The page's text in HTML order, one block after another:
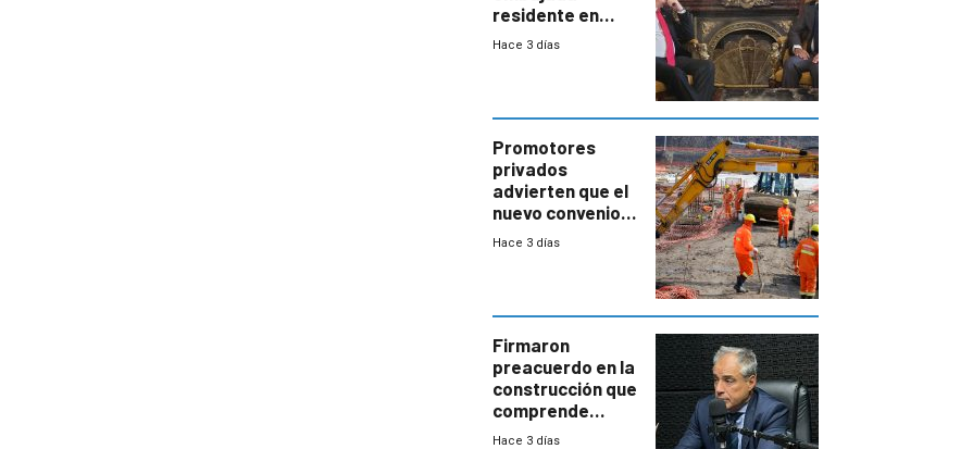
residente en
Uruguay y crecen
enorme
potencial
Hace 3 días
Promotores
privados
advierten que el
nuevo convenio
de la
a revisar
proyectos
Hace 3 días
Firmaron
preacuerdo en la
construcción que
comprende
reducción
Hace 3 días